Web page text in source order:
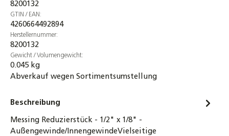
8200132
GTIN / EAN:
4260664492894
Herstellernummer:
8200132
Gewicht / Volumengewicht:
0.045 kg
Abverkauf wegen Sortimentsumstellung
Beschreibung
Messing Reduzierstück - 1/2" x 1/8" -
Außengewinde/InnengewindeVielseitige